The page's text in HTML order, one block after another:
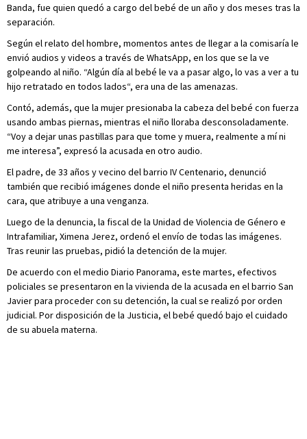
Banda, fue quien quedó a cargo del bebé de un año y dos meses tras la
separación.
Según el relato del hombre, momentos antes de llegar a la comisaría le
envió audios y videos a través de WhatsApp, en los que se la ve
golpeando al niño. “Algún día al bebé le va a pasar algo, lo vas a ver a tu
hijo retratado en todos lados“, era una de las amenazas.
Contó, además, que la mujer presionaba la cabeza del bebé con fuerza
usando ambas piernas, mientras el niño lloraba desconsoladamente.
“Voy a dejar unas pastillas para que tome y muera, realmente a mí ni
me interesa”, expresó la acusada en otro audio.
El padre, de 33 años y vecino del barrio IV Centenario, denunció
también que recibió imágenes donde el niño presenta heridas en la
cara, que atribuye a una venganza.
Luego de la denuncia, la fiscal de la Unidad de Violencia de Género e
Intrafamiliar, Ximena Jerez, ordenó el envío de todas las imágenes.
Tras reunir las pruebas, pidió la detención de la mujer.
De acuerdo con el medio Diario Panorama, este martes, efectivos
policiales se presentaron en la vivienda de la acusada en el barrio San
Javier para proceder con su detención, la cual se realizó por orden
judicial. Por disposición de la Justicia, el bebé quedó bajo el cuidado
de su abuela materna.